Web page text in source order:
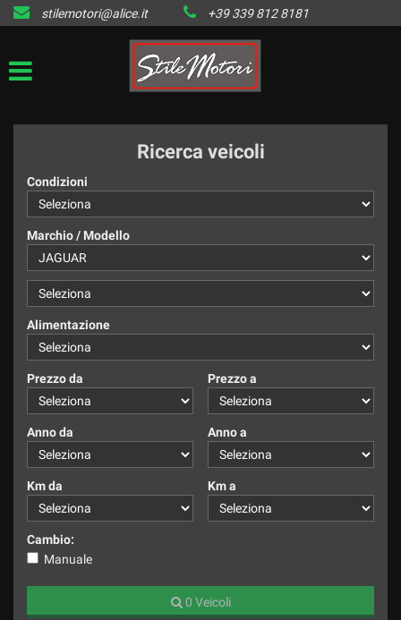
HOME
LISTA VEICOLI DISPONIBILI
IL VENDUTO
CONTATTI
stilemotori@alice.it +39 339 812 8181
Ricerca veicoli
Condizioni
Marchio / Modello
Alimentazione
Prezzo da Prezzo a
Anno da Anno a
Km da Km a
Cambio:
Manuale
0 Veicoli